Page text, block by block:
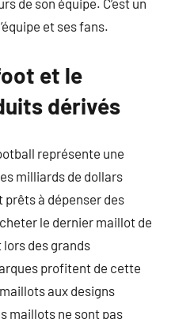
de son équipe. C’est un
et ses fans.
et le
dérivés
représente une
milliards de dollars
prêts à dépenser des
le dernier maillot de
des grands
profitent de cette
aux designs
maillots ne sont pas